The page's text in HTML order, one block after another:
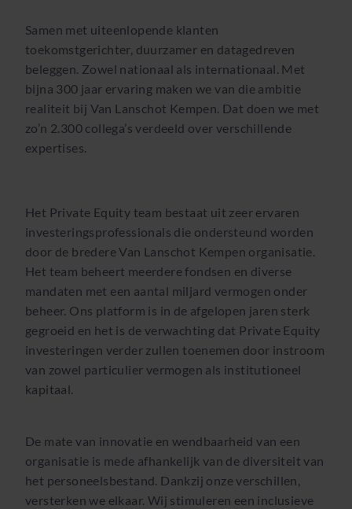
Samen met uiteenlopende klanten
toekomstgerichter, duurzamer en datagedreven
beleggen. Zowel nationaal als internationaal. Met
bijna 300 jaar ervaring maken we van die ambitie
realiteit bij Van Lanschot Kempen. Dat doen we met
zo’n 2.300 collega’s verdeeld over verschillende
expertises.
Het Private Equity team bestaat uit zeer ervaren
investeringsprofessionals die ondersteund worden
door de bredere Van Lanschot Kempen organisatie.
Het team beheert meerdere fondsen en diverse
mandaten met een aantal miljard vermogen onder
beheer. Ons platform is in de afgelopen jaren sterk
gegroeid en het is de verwachting dat Private Equity
investeringen verder zullen toenemen door instroom
van zowel particulier vermogen als institutioneel
kapitaal.
De mate van innovatie en wendbaarheid van een
organisatie is mede afhankelijk van de diversiteit van
het personeelsbestand. Dankzij onze verschillen,
versterken we elkaar. Wij stimuleren een inclusieve